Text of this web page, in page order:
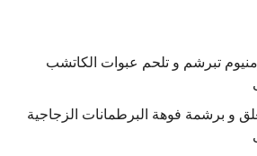
تبرشم و تلحم عبوات الكاتشب
و برشمة فوهة البرطمانات الزجاجية